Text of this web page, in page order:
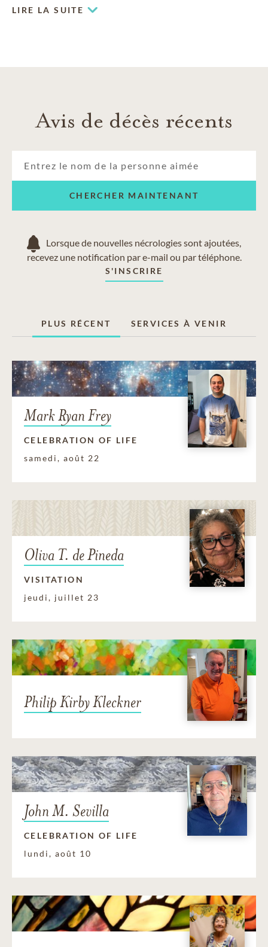
LIRE LA SUITE
Avis de décès récents
CHERCHER MAINTENANT
Lorsque de nouvelles nécrologies sont ajoutées,
recevez une notification par e-mail ou par téléphone.
S'INSCRIRE
PLUS RÉCENT SERVICES À VENIR
Mark Ryan Frey
CELEBRATION OF LIFE
samedi, août 22
Oliva T. de Pineda
VISITATION
jeudi, juillet 23
Philip Kirby Kleckner
John M. Sevilla
CELEBRATION OF LIFE
lundi, août 10